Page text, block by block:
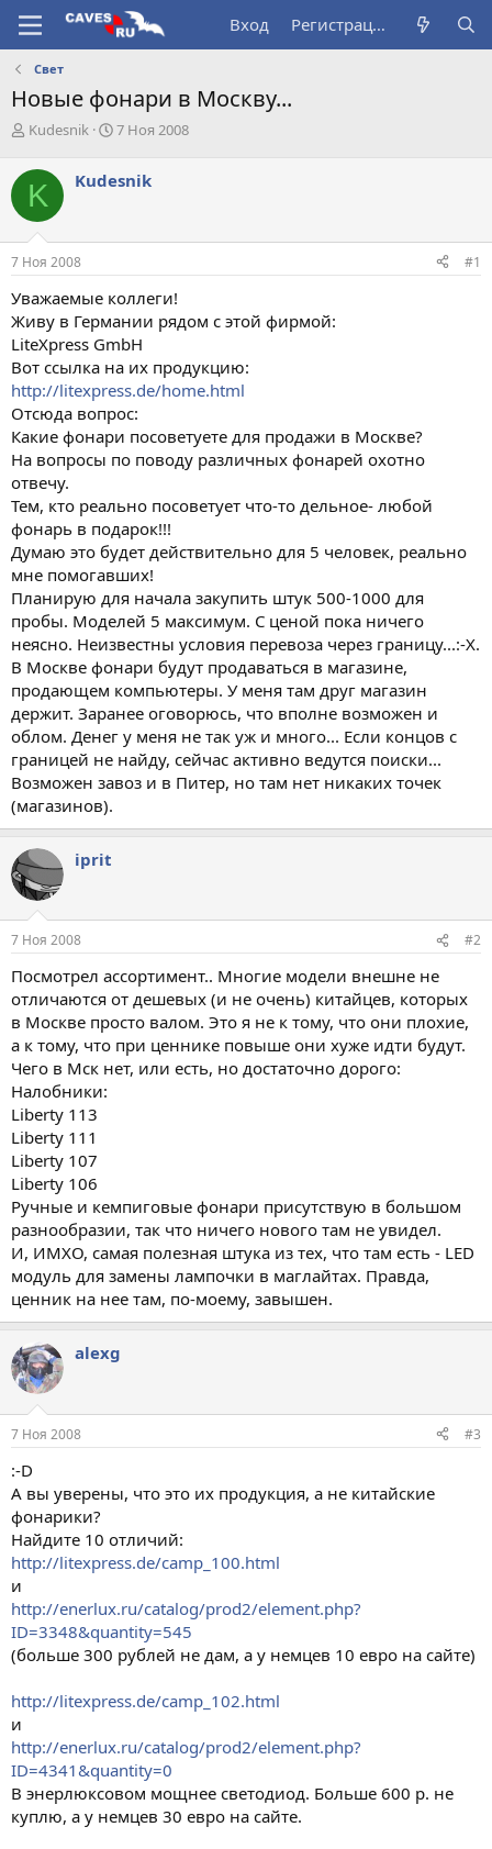
Вход Регистрация
Свет
Новые фонари в Москву...
А
т
о
р
т
е
м
Kudesnik
Д
а
ч
а
7 Ноя 2008
K Kudesnik
7 Ноя 2008 #1
Уважаемые коллеги!
Живу в Германии рядом с этой фирмой:
LiteXpress GmbH
Вот ссылка на их продукцию:
http://litexpress.de/home.html
Отсюда вопрос:
Какие фонари посоветуете для продажи в Москве?
На вопросы по поводу различных фонарей охотно
отвечу.
Тем, кто реально посоветует что-то дельное- любой
фонарь в подарок!!!
Думаю это будет действительно для 5 человек, реально
мне помогавших!
Планирую для начала закупить штук 500-1000 для
пробы. Моделей 5 максимум. С ценой пока ничего
неясно. Неизвестны условия перевоза через границу...:-X.
В Москве фонари будут продаваться в магазине,
продающем компьютеры. У меня там друг магазин
держит. Заранее оговорюсь, что вполне возможен и
облом. Денег у меня не так уж и много... Если концов с
границей не найду, сейчас активно ведутся поиски...
Возможен завоз и в Питер, но там нет никаких точек
(магазинов).
iprit
7 Ноя 2008 #2
Посмотрел ассортимент.. Многие модели внешне не
отличаются от дешевых (и не очень) китайцев, которых
в Москве просто валом. Это я не к тому, что они плохие,
а к тому, что при ценнике повыше они хуже идти будут.
Чего в Мск нет, или есть, но достаточно дорого:
Налобники:
Liberty 113
Liberty 111
Liberty 107
Liberty 106
Ручные и кемпиговые фонари присутствую в большом
разнообразии, так что ничего нового там не увидел.
И, ИМХО, самая полезная штука из тех, что там есть - LED
модуль для замены лампочки в маглайтах. Правда,
ценник на нее там, по-моему, завышен.
alexg
7 Ноя 2008 #3
:-D
А вы уверены, что это их продукция, а не китайские
фонарики?
Найдите 10 отличий:
http://litexpress.de/camp_100.html
и
http://enerlux.ru/catalog/prod2/element.php?
ID=3348&quantity=545
(больше 300 рублей не дам, а у немцев 10 евро на сайте)
http://litexpress.de/camp_102.html
и
http://enerlux.ru/catalog/prod2/element.php?
ID=4341&quantity=0
В энерлюксовом мощнее светодиод. Больше 600 р. не
куплю, а у немцев 30 евро на сайте.